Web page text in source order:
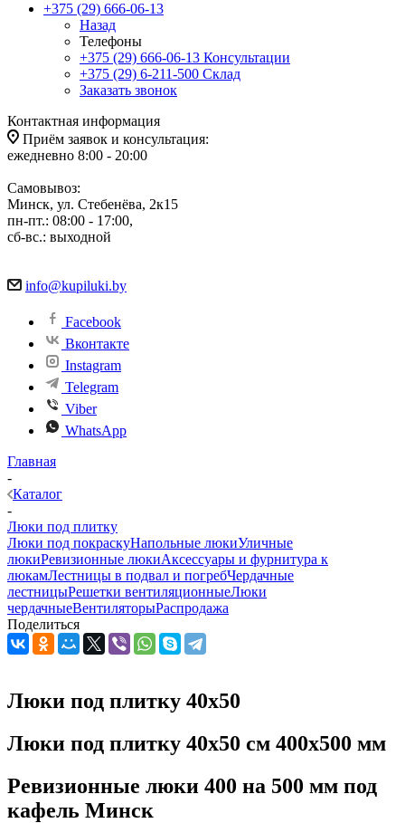
+375 (29) 666-06-13
Назад
Телефоны
+375 (29) 666-06-13 Консультации
+375 (29) 6-211-500 Склад
Заказать звонок
Контактная информация
Приём заявок и консультация:
ежедневно 8:00 - 20:00
Самовывоз:
Минск, ул. Стебенёва, 2к15
пн-пт.: 08:00 - 17:00,
сб-вс.: выходной
info@kupiluki.by
Facebook
Вконтакте
Instagram
Telegram
Viber
WhatsApp
Главная
-
Каталог
-
Люки под плитку
Люки под покраскуНапольные люкиУличные
люкиРевизионные люкиАксессуары и фурнитура к
люкамЛестницы в подвал и погребЧердачные
лестницыРешетки вентиляционныеЛюки
чердачныеВентиляторыРаспродажа
Поделиться
Люки под плитку 40x50
Люки под плитку 40x50 см 400x500 мм
Ревизионные люки 400 на 500 мм под
кафель Минск